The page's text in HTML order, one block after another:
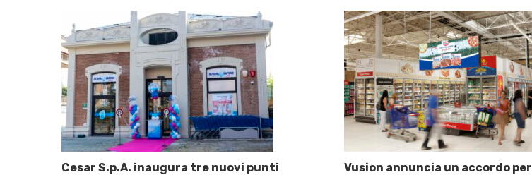
Cesar S.p.A. inaugura tre nuovi punti
Vusion annuncia un accordo per